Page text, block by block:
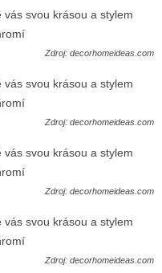
Zdroj: decorhomeideas.com
Zdroj: decorhomeideas.com
Zdroj: decorhomeideas.com
Zdroj: decorhomeideas.com